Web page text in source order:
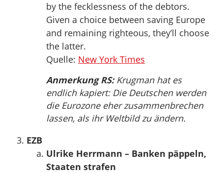
by the fecklessness of the debtors.
Given a choice between saving Europe
and remaining righteous, they’ll choose
the latter.
Quelle: New York Times
Anmerkung RS:Krugman hat es
endlich kapiert: Die Deutschen werden
die Eurozone eher zusammenbrechen
lassen, als ihr Weltbild zu ändern.
EZB
Ulrike Herrmann – Banken päppeln,
Staaten strafen